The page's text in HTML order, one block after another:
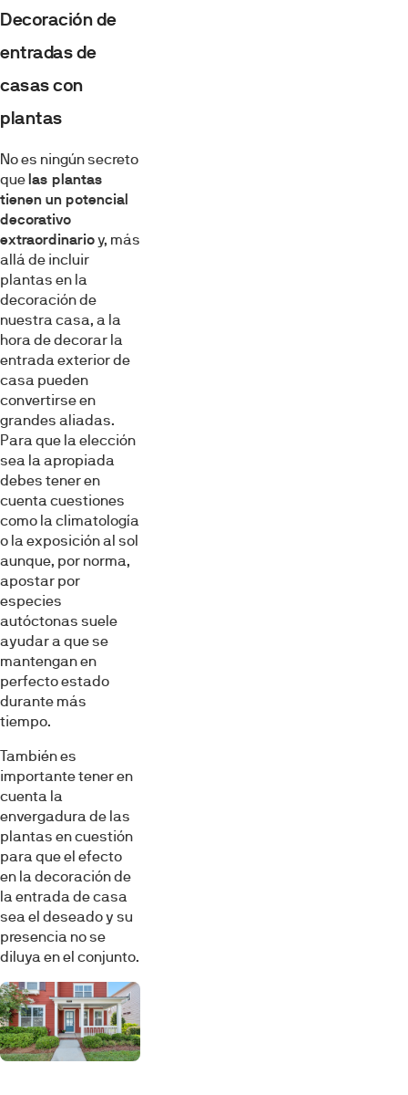
Decoración de
entradas de
casas con
plantas
No es ningún secreto
que las plantas
tienen un potencial
decorativo
extraordinarioy, más
allá de incluir
plantas en la
decoración de
nuestra casa, a la
hora de decorar la
entrada exterior de
casa pueden
convertirse en
grandes aliadas.
Para que la elección
sea la apropiada
debes tener en
cuenta cuestiones
como la climatología
o la exposición al sol
aunque, por norma,
apostar por
especies
autóctonas suele
ayudar a que se
mantengan en
perfecto estado
durante más
tiempo.
También es
importante tener en
cuenta la
envergadura de las
plantas en cuestión
para que el efecto
en la decoración de
la entrada de casa
sea el deseado y su
presencia no se
diluya en el conjunto.